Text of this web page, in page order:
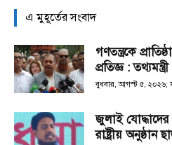
এ মুহূর্তের সংবাদ
গণতন্ত্রকে
প্রতিজ্ঞ : তথ্যমন্ত্রী
বুধবার, আগস্ট ৫, ২০২৬;
জুলাই
রাষ্ট্রীয়